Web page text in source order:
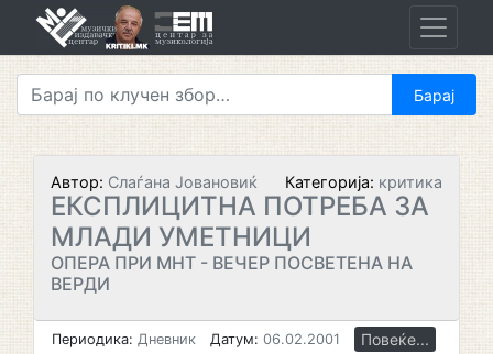
Автор: Слаѓана Јовановиќ Категорија: критика
ЕКСПЛИЦИТНА ПОТРЕБА ЗА
МЛАДИ УМЕТНИЦИ
ОПЕРА ПРИ МНТ - ВЕЧЕР ПОСВЕТЕНА НА
ВЕРДИ
Периодика: Дневник Датум: 06.02.2001 Повеќе...